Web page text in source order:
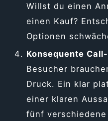
Willst du einen
einen Kauf?
Optionen
Konsequente
Besucher
Druck. Ein klar
einer klaren
fünf verschiedene